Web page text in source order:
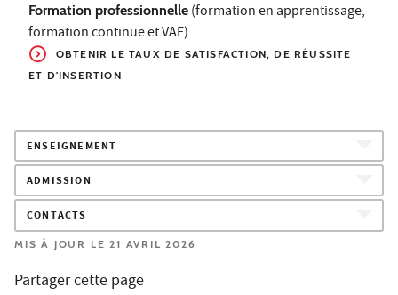
Formation professionnelle (formation en apprentissage,
formation continue et VAE)
OBTENIR LE TAUX DE SATISFACTION, DE RÉUSSITE
ET D'INSERTION
ENSEIGNEMENT
ADMISSION
CONTACTS
MIS À JOUR LE 21 AVRIL 2026
Partager cette page